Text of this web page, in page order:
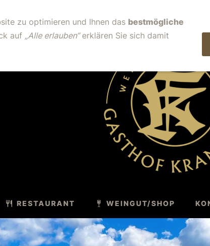
RESTAURANT WEINGUT/SHOP
zu optimieren und Ihnen das bestmögliche
auf „Alle erlauben“erklären Sie sich damit